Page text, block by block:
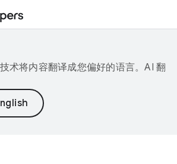
术将内容翻译成您偏好的语言。AI 翻